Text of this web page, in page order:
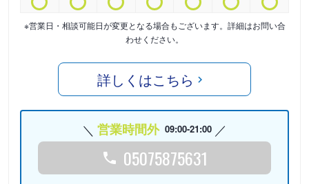
※営業日・相談可能日が変更となる場合もございます。詳細はお問い合
わせください。
詳しくはこちら
営業時間外 09:00-21:00
05075875631